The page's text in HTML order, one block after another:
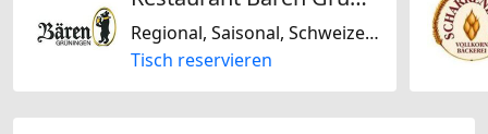
Regional, Saisonal, Schweizerisch, Europäisch, Mitteleuropäisch
Tisch reservieren